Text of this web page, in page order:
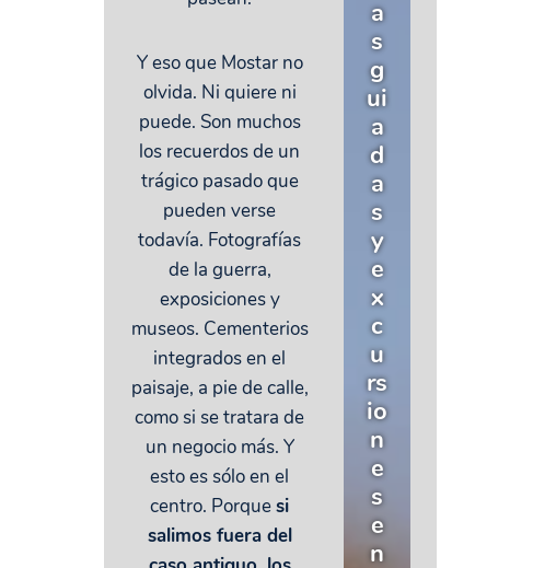
Y eso que Mostar no
olvida. Ni quiere ni
puede. Son muchos
los recuerdos de un
trágico pasado que
pueden verse
todavía. Fotografías
de la guerra,
exposiciones y
museos. Cementerios
integrados en el
paisaje, a pie de calle,
como si se tratara de
un negocio más. Y
esto es sólo en el
centro. Porquesi
salimos fuera del
a
s
g
ui
a
d
a
s
y
e
x
c
u
rs
io
n
e
s
e
n